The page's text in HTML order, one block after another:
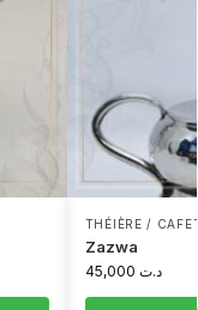
THÉIÈRE /
Zazwa
د.ت